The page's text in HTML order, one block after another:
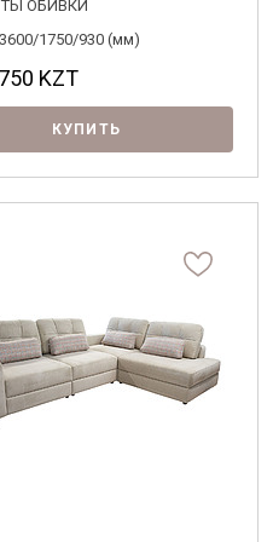
ОБИВКИ
1750/930 (мм)
KZT
КУПИТЬ